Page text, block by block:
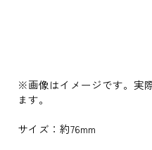
※画像はイメージです。実
ます。
サイズ：約76mm